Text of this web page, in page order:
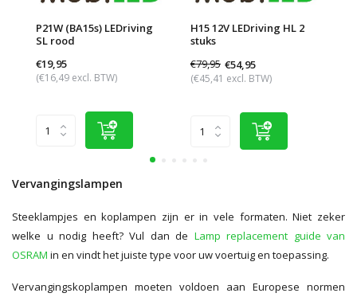
P21W (BA15s) LEDriving
SL rood
€19,95
(€16,49 excl. BTW)
H15 12V LEDriving HL 2
stuks
€79,95 €54,95
(€45,41 excl. BTW)
Vervangingslampen
Steeklampjes en koplampen zijn er in vele formaten. Niet zeker
welke u nodig heeft? Vul dan de Lamp replacement guide van
OSRAM in en vindt het juiste type voor uw voertuig en toepassing.
Vervangingskoplampen moeten voldoen aan Europese normen